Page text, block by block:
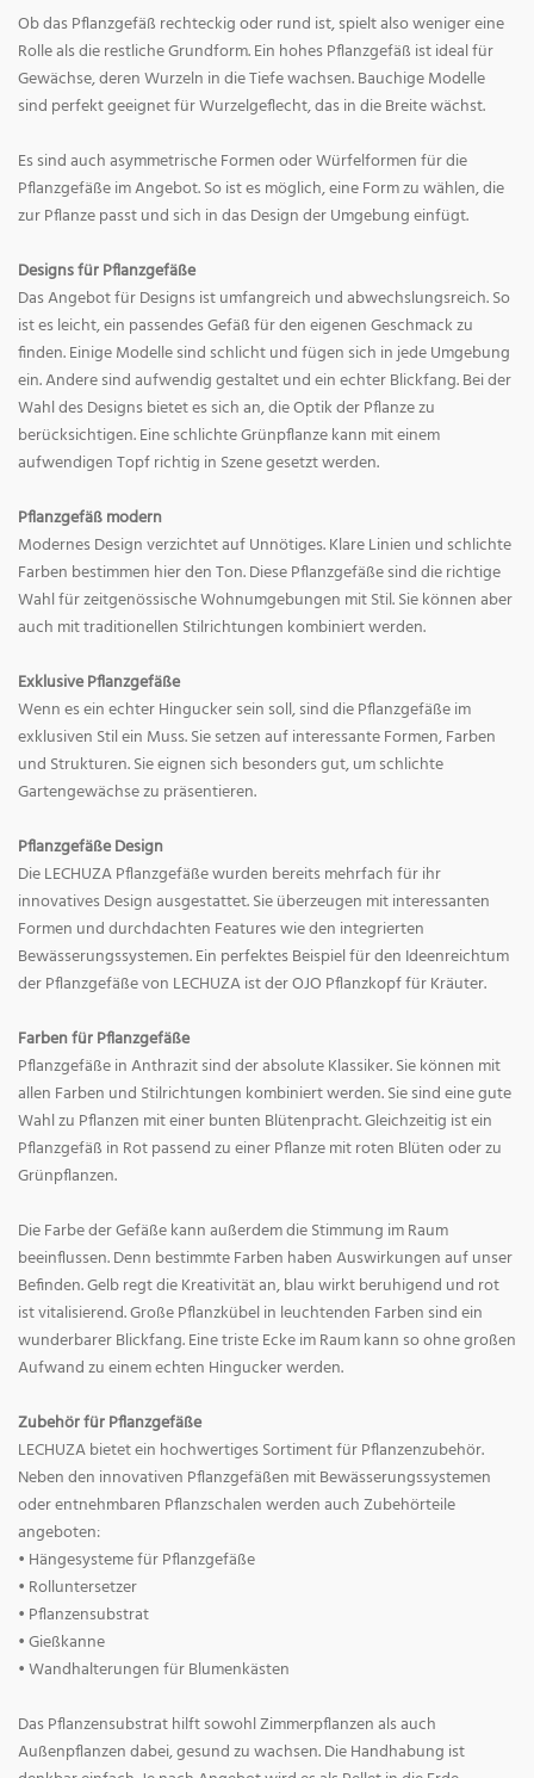
Ob das Pflanzgefäß rechteckig oder rund ist, spielt also weniger eine
Rolle als die restliche Grundform. Ein hohes Pflanzgefäß ist ideal für
Gewächse, deren Wurzeln in die Tiefe wachsen. Bauchige Modelle
sind perfekt geeignet für Wurzelgeflecht, das in die Breite wächst.
Es sind auch asymmetrische Formen oder Würfelformen für die
Pflanzgefäße im Angebot. So ist es möglich, eine Form zu wählen, die
zur Pflanze passt und sich in das Design der Umgebung einfügt.
Designs für Pflanzgefäße
Das Angebot für Designs ist umfangreich und abwechslungsreich. So
ist es leicht, ein passendes Gefäß für den eigenen Geschmack zu
finden. Einige Modelle sind schlicht und fügen sich in jede Umgebung
ein. Andere sind aufwendig gestaltet und ein echter Blickfang. Bei der
Wahl des Designs bietet es sich an, die Optik der Pflanze zu
berücksichtigen. Eine schlichte Grünpflanze kann mit einem
aufwendigen Topf richtig in Szene gesetzt werden.
Pflanzgefäß modern
Modernes Design verzichtet auf Unnötiges. Klare Linien und schlichte
Farben bestimmen hier den Ton. Diese Pflanzgefäße sind die richtige
Wahl für zeitgenössische Wohnumgebungen mit Stil. Sie können aber
auch mit traditionellen Stilrichtungen kombiniert werden.
Exklusive Pflanzgefäße
Wenn es ein echter Hingucker sein soll, sind die Pflanzgefäße im
exklusiven Stil ein Muss. Sie setzen auf interessante Formen, Farben
und Strukturen. Sie eignen sich besonders gut, um schlichte
Gartengewächse zu präsentieren.
Pflanzgefäße Design
Die LECHUZA Pflanzgefäße wurden bereits mehrfach für ihr
innovatives Design ausgestattet. Sie überzeugen mit interessanten
Formen und durchdachten Features wie den integrierten
Bewässerungssystemen. Ein perfektes Beispiel für den Ideenreichtum
der Pflanzgefäße von LECHUZA ist der OJO Pflanzkopf für Kräuter.
Farben für Pflanzgefäße
Pflanzgefäße in Anthrazit sind der absolute Klassiker. Sie können mit
allen Farben und Stilrichtungen kombiniert werden. Sie sind eine gute
Wahl zu Pflanzen mit einer bunten Blütenpracht. Gleichzeitig ist ein
Pflanzgefäß in Rot passend zu einer Pflanze mit roten Blüten oder zu
Grünpflanzen.
Die Farbe der Gefäße kann außerdem die Stimmung im Raum
beeinflussen. Denn bestimmte Farben haben Auswirkungen auf unser
Befinden. Gelb regt die Kreativität an, blau wirkt beruhigend und rot
ist vitalisierend. Große Pflanzkübel in leuchtenden Farben sind ein
wunderbarer Blickfang. Eine triste Ecke im Raum kann so ohne großen
Aufwand zu einem echten Hingucker werden.
Zubehör für Pflanzgefäße
LECHUZA bietet ein hochwertiges Sortiment für Pflanzenzubehör.
Neben den innovativen Pflanzgefäßen mit Bewässerungssystemen
oder entnehmbaren Pflanzschalen werden auch Zubehörteile
angeboten:
• Hängesysteme für Pflanzgefäße
• Rolluntersetzer
• Pflanzensubstrat
• Gießkanne
• Wandhalterungen für Blumenkästen
Das Pflanzensubstrat hilft sowohl Zimmerpflanzen als auch
Außenpflanzen dabei, gesund zu wachsen. Die Handhabung ist